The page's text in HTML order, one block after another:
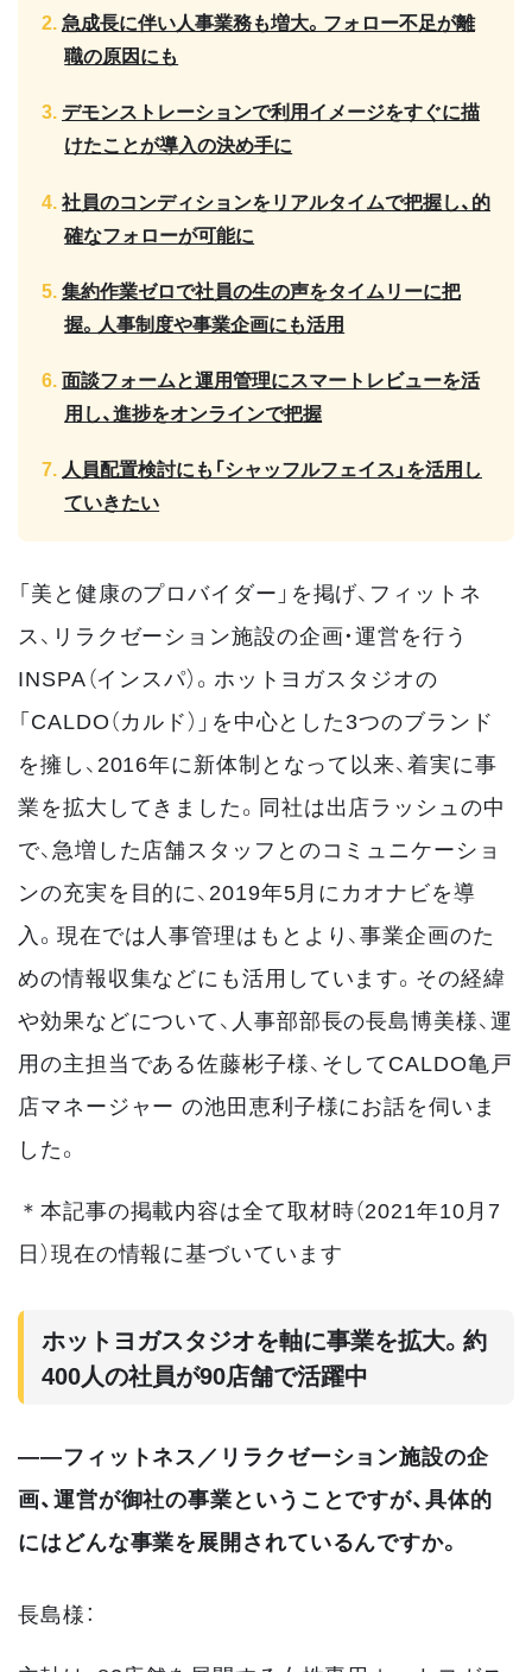
急成長に伴い人事業務も増大。フォロー不足が離
職の原因にも
デモンストレーションで利用イメージをすぐに描
けたことが導入の決め手に
社員のコンディションをリアルタイムで把握し、的
確なフォローが可能に
集約作業ゼロで社員の生の声をタイムリーに把
握。人事制度や事業企画にも活用
面談フォームと運用管理にスマートレビューを活
用し、進捗をオンラインで把握
人員配置検討にも「シャッフルフェイス」を活用し
ていきたい
「美と健康のプロバイダー」を掲げ、フィットネ
ス、リラクゼーション施設の企画・運営を行う
INSPA（インスパ）。ホットヨガスタジオの
「CALDO（カルド）」を中心とした3つのブランド
を擁し、2016年に新体制となって以来、着実に事
業を拡大してきました。同社は出店ラッシュの中
で、急増した店舗スタッフとのコミュニケーショ
ンの充実を目的に、2019年5月にカオナビを導
入。現在では人事管理はもとより、事業企画のた
めの情報収集などにも活用しています。その経緯
や効果などについて、人事部部長の長島博美様、運
用の主担当である佐藤彬子様、そしてCALDO亀戸
店マネージャー の池田恵利子様にお話を伺いま
した。
＊本記事の掲載内容は全て取材時（2021年10月7
日）現在の情報に基づいています
ホットヨガスタジオを軸に事業を拡大。約
400人の社員が90店舗で活躍中
――フィットネス／リラクゼーション施設の企
画、運営が御社の事業ということですが、具体的
にはどんな事業を展開されているんですか。
長島様：